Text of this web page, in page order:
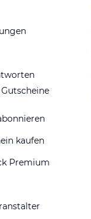
kaufen
Premium